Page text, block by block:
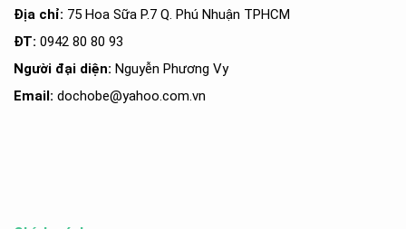
Địa chỉ: 75 Hoa Sữa P.7 Q. Phú Nhuận TPHCM
ĐT: 0942 80 80 93
Người đại diện: Nguyễn Phương Vy
Email: dochobe@yahoo.com.vn